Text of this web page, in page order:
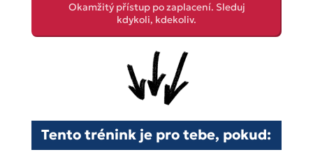
Okamžitý přístup po zaplacení. Sleduj
kdykoli, kdekoliv.
Tento trénink je pro tebe, pokud: